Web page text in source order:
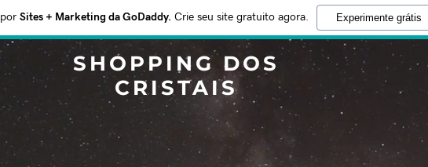
Sites + Marketing da GoDaddy. Crie seu site gratuito agora. Experimente grátis
SHOPPING DOS
CRISTAIS